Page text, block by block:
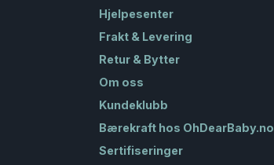
Hjelpesenter
Frakt & Levering
Retur & Bytter
Om oss
Kundeklubb
Bærekraft hos OhDearBaby.no
Sertifiseringer